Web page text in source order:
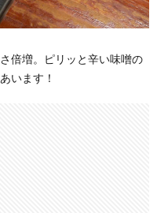
倍増。ピリッと辛い味噌の
います！